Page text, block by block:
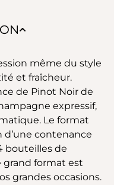
même du style
et fraîcheur.
de Pinot Noir de
expressif,
Le format
contenance
bouteilles de
grand format est
grandes occasions.